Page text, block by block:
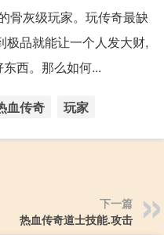
骨灰级玩家。玩传奇最缺
极品就能让一个人发大财,
西。那么如何...
血传奇 玩家
下一篇
热血传奇道士技能.攻击